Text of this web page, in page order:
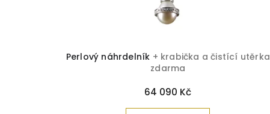
Perlový náhrdelník + krabička a čistící utěrka
zdarma
64 090 Kč